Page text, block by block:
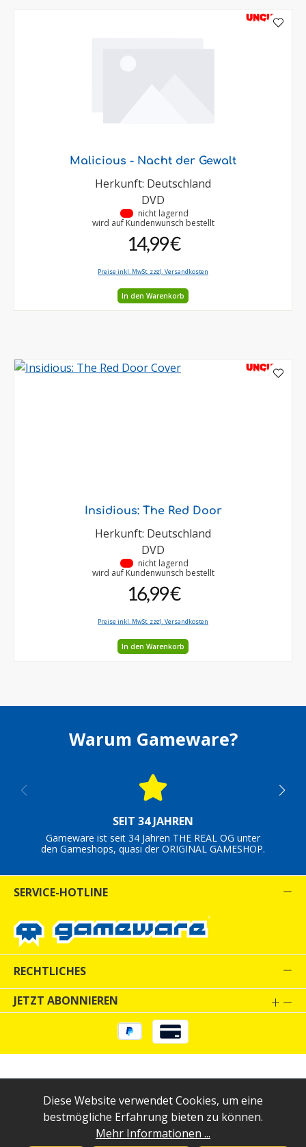
UNCUT
Malicious - Nacht der Gewalt
Herkunft: Deutschland
DVD
nicht lagernd
wird auf Kundenwunsch bestellt
14,99 €
Preise inkl. MwSt. zzgl. Versandkosten
In den Warenkorb
UNCUT
Insidious: The Red Door
Herkunft: Deutschland
DVD
nicht lagernd
wird auf Kundenwunsch bestellt
16,99 €
Preise inkl. MwSt. zzgl. Versandkosten
In den Warenkorb
Warum Gameware?
SEIT 34 JAHREN
Gameware ist seit 34 Jahren THE REAL OG unter
den Gameshops, quasi der ORIGINAL GAMESHOP.
SERVICE-HOTLINE
RECHTLICHES
JETZT ABONNIEREN
Alle Preise inkl. gesetzl. Mehrwertsteuer zzgl.
Versandkostenund ggf. Nachnahmegebühren, wenn
nicht anders angegeben.
Diese Website verwendet Cookies, um eine
bestmögliche Erfahrung bieten zu können.
Mehr Informationen ...